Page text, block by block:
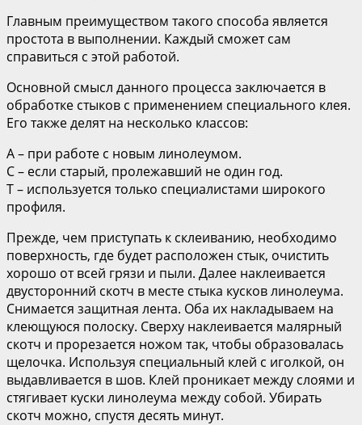
Главным преимуществом такого способа является
простота в выполнении. Каждый сможет сам
справиться с этой работой.
Основной смысл данного процесса заключается в
обработке стыков с применением специального клея.
Его также делят на несколько классов:
А – при работе с новым линолеумом.
С – если старый, пролежавший не один год.
Т – используется только специалистами широкого
профиля.
Прежде, чем приступать к склеиванию, необходимо
поверхность, где будет расположен стык, очистить
хорошо от всей грязи и пыли. Далее наклеивается
двусторонний скотч в месте стыка кусков линолеума.
Снимается защитная лента. Оба их накладываем на
клеющуюся полоску. Сверху наклеивается малярный
скотч и прорезается ножом так, чтобы образовалась
щелочка. Используя специальный клей с иголкой, он
выдавливается в шов. Клей проникает между слоями и
стягивает куски линолеума между собой. Убирать
скотч можно, спустя десять минут.